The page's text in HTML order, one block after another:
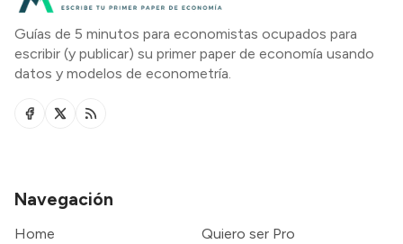
Guías de 5 minutos para economistas ocupados para
escribir (y publicar) su primer paper de economía usando
datos y modelos de econometría.
Navegación
Home
Quiero ser Pro